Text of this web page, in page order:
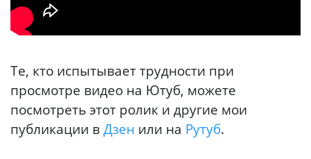
Те, кто испытывает трудности при
просмотре видео на Ютуб, можете
посмотреть этот ролик и другие мои
публикации вДзен или на Рутуб.